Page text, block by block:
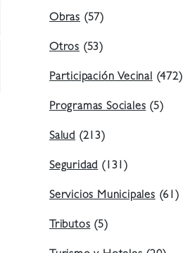
Obras (57)
Otros (53)
Participación Vecinal(472)
Programas Sociales(5)
Salud (213)
Seguridad(131)
Servicios Municipales(61)
Tributos(5)